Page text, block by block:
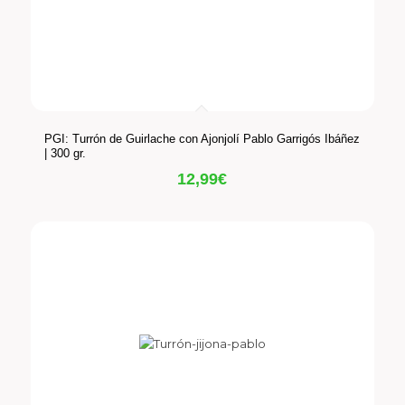
PGI: Turrón de Guirlache con Ajonjolí Pablo Garrigós Ibáñez
| 300 gr.
12,99€